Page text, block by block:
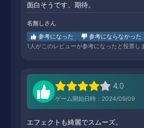
面白そうです、期待。
名無しさん
参考になった
参考にならなかった
1 人がこのレビューが参考になったと投票し
4.0
ゲーム開始日時：2024/09/09
エフェクトも綺麗でスムーズ。